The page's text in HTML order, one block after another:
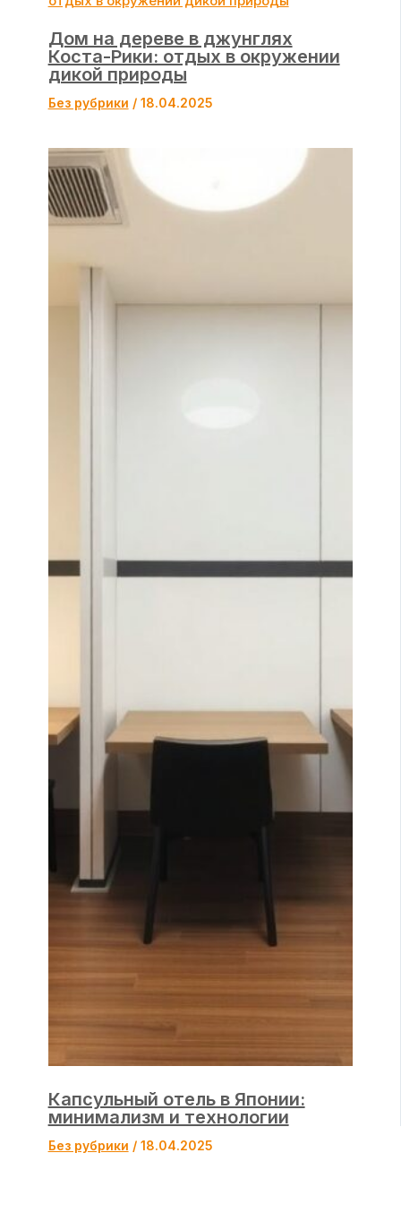
Дом на дереве в джунглях
Коста-Рики: отдых в окружении
дикой природы
Без рубрики / 18.04.2025
Капсульный отель в Японии:
минимализм и технологии
Без рубрики / 18.04.2025